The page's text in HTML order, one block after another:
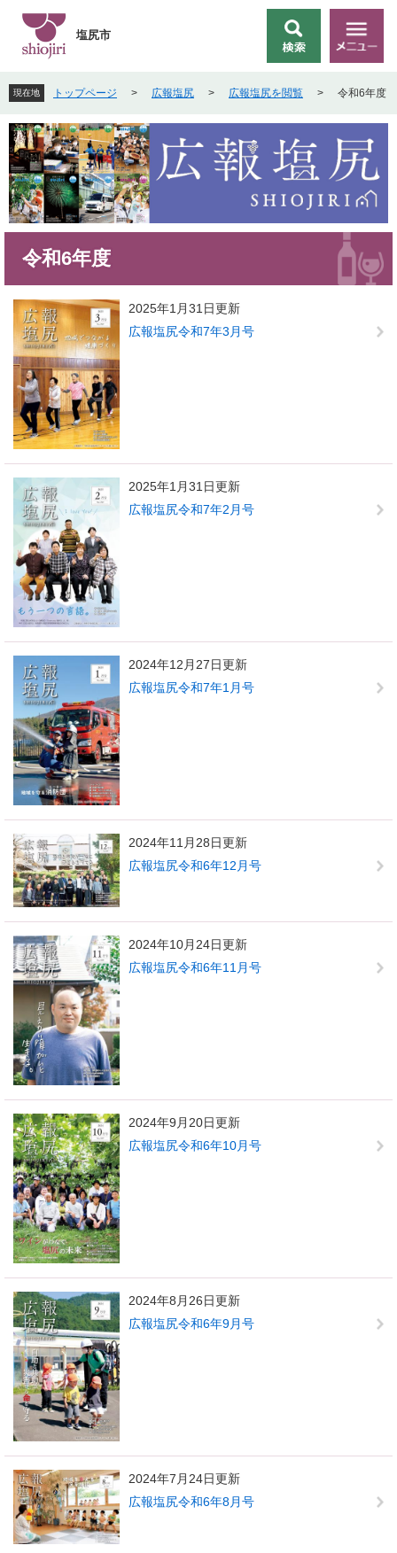
先
頭
で
。
を
飛
ば
て
本
文
へ
索
メ
ニ
ー
塩尻市
現在地 トップページ > 広報塩尻 > 広報塩尻を閲覧 > 令和6年度
令和6年度
2025年1月31日更新
広報塩尻令和7年3月号
2025年1月31日更新
広報塩尻令和7年2月号
2024年12月27日更新
広報塩尻令和7年1月号
2024年11月28日更新
広報塩尻令和6年12月号
2024年10月24日更新
広報塩尻令和6年11月号
2024年9月20日更新
広報塩尻令和6年10月号
2024年8月26日更新
広報塩尻令和6年9月号
2024年7月24日更新
広報塩尻令和6年8月号